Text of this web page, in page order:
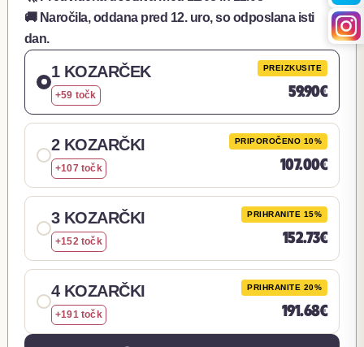
🚚 Naročila, oddana pred 12. uro, so odposlana isti
dan.
1 KOZARČEK
+59 točk
PREIZKUSITE
59.90€
2 KOZARČKI
+107 točk
PRIPOROČENO 10%
107.00€
3 KOZARČKI
+152 točk
PRIHRANITE 15%
152.73€
4 KOZARČKI
+191 točk
PRIHRANITE 20%
191.68€